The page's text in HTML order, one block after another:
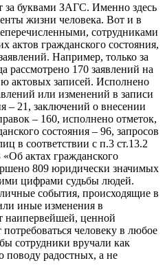
за буквами ЗАГС. Именно здесь
жизни человека. Вот и в
сотрудниками
актов гражданского состояния,
Например, только за
рассмотрено 170 заявлений на
актовых записей. Исполнено
или изменений в записи
– 21, заключений о внесении
– 160, исполнено отметок,
состояния – 96, запросов
в соответствии с п.3 ст.13.2
актах гражданского
809 юридически значимых
цифрами судьбы людей.
события, происходящие в
иные изменения в
наипервейшей, ценной
человеку в любое
сотрудники вручали как
поводу радостных, а не